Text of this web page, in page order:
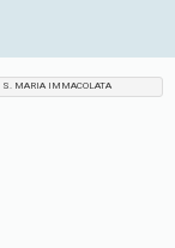
S. MARIA IMMACOLATA